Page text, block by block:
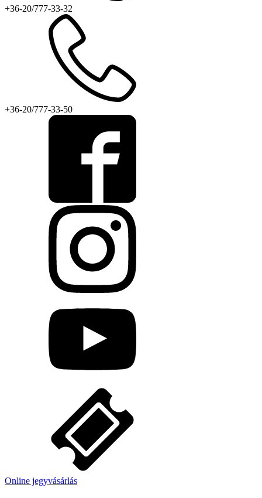
+36-20/777-33-32
+36-20/777-33-50
Online jegyvásárlás